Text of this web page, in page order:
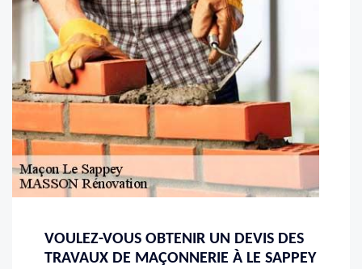
VOULEZ-VOUS OBTENIR UN DEVIS DES
TRAVAUX DE MAÇONNERIE À LE SAPPEY